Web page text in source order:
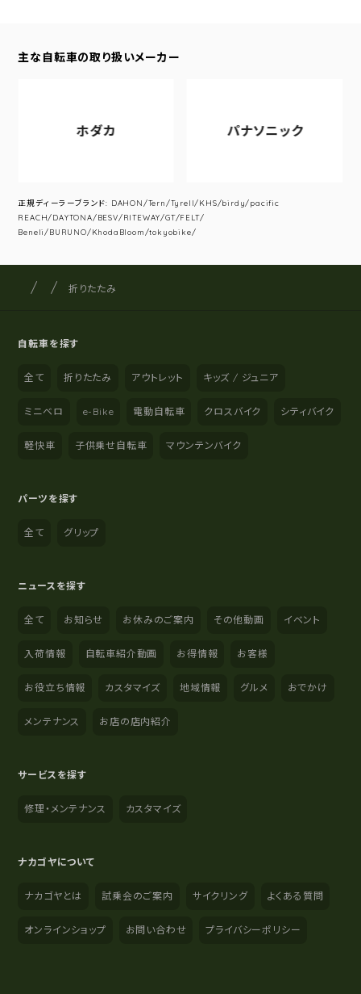
主な自転車の取り扱いメーカー
ホダカ パナソニック
正規ディーラーブランド: DAHON/Tern/Tyrell/KHS/birdy/pacific
REACH/DAYTONA/BESV/RITEWAY/GT/FELT/
Beneli/BURUNO/KhodaBloom/tokyobike/
サイト内の現在地
サイクルショップナカゴヤ
折りたたみ
自転車を探す
全て 折りたたみ アウトレット キッズ / ジュニア
ミニベロ e-Bike 電動自転車 クロスバイク シティバイク
軽快車 子供乗せ自転車 マウンテンバイク
パーツを探す
全て グリップ
ニュースを探す
全て お知らせ お休みのご案内 その他動画 イベント
入荷情報 自転車紹介動画 お得情報 お客様
お役立ち情報 カスタマイズ 地域情報 グルメ おでかけ
メンテナンス お店の店内紹介
サービスを探す
修理・メンテナンス カスタマイズ
ナカゴヤについて
ナカゴヤとは 試乗会のご案内 サイクリング よくある質問
オンラインショップ お問い合わせ プライバシーポリシー